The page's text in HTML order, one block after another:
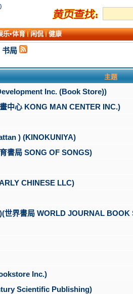
乐•体育 闲侃 健康
书局
主题
Inc. (Book Store))
中心 KONG MAN CENTER INC.)
) (KINOKUNIYA)
書局 SONG OF SONGS)
CHINESE LLC)
世界書局 WORLD JOURNAL BOOK
Inc.)
Scientific Publishing)